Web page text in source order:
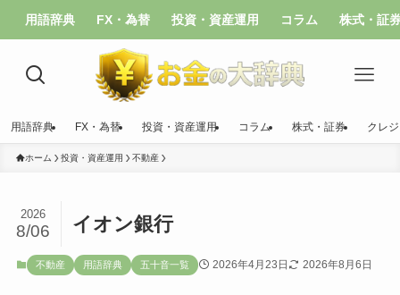
用語辞典 FX・為替 投資・資産運用 コラム 株式・証
用語辞典 FX・為替 投資・資産運用 コラム 株式・証券 クレ
ホーム 投資・資産運用 不動産
イオン銀行
2026
8/06
不動産 用語辞典 五十音一覧 2026年4月23日 2026年8月6日